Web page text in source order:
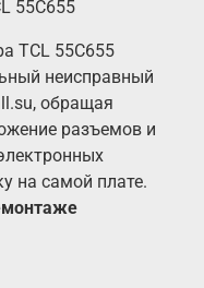
55C655
TCL 55C655
неисправный
обращая
разъемов и
на самой плате.